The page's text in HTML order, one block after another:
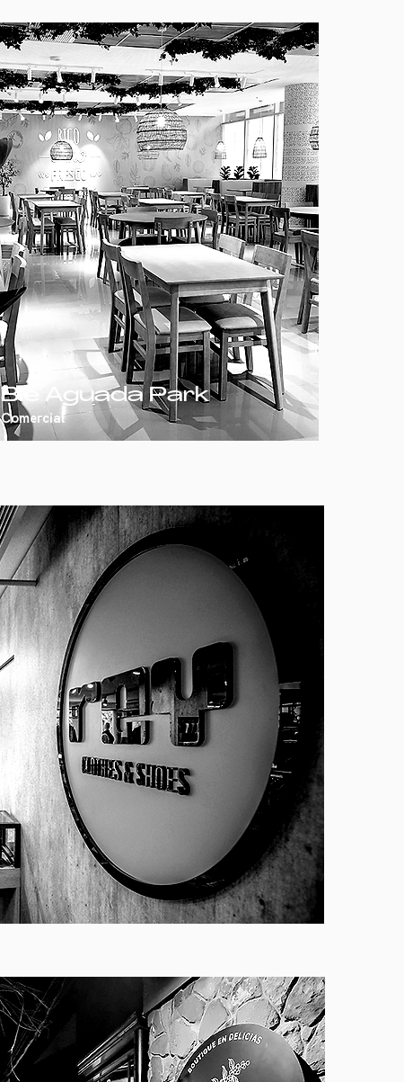
Comercial
Ble Aguada Park